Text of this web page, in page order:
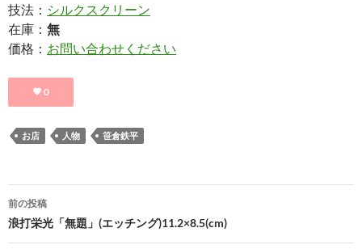
技法： シルクスクリーン
在庫： 無
価格： お問い合わせください
0
お店 人物 笹倉鉄平
投
稿
前の投稿
浪打栄光「無題」(エッチング)11.2×8.5(cm)